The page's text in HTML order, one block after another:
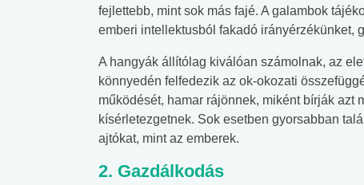
fejlettebb, mint sok más fajé. A galambok
emberi intellektusból fakadó irányérzékünket,
A hangyák állítólag kiválóan számolnak, az
könnyedén felfedezik az ok-okozati
működését, hamar rájönnek, miként bírják azt
kísérletezgetnek. Sok esetben gyorsabban
ajtókat, mint az emberek.
2. Gazdálkodás